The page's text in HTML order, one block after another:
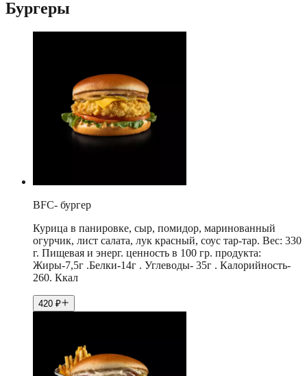
Бургеры
BFC- бургер
Курица в панировке, сыр, помидор, маринованный
огурчик, лист салата, лук красный, соус тар-тар. Вес: 330
г. Пищевая и энерг. ценность в 100 гр. продукта:
Жиры-7,5г .Белки-14г . Углеводы- 35г . Калорийность-
260. Ккал
420 ₽